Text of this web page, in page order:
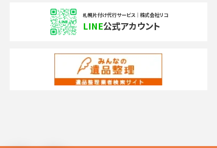
札幌片付け代行サービス｜株式会社リコ
LINE公式アカウント